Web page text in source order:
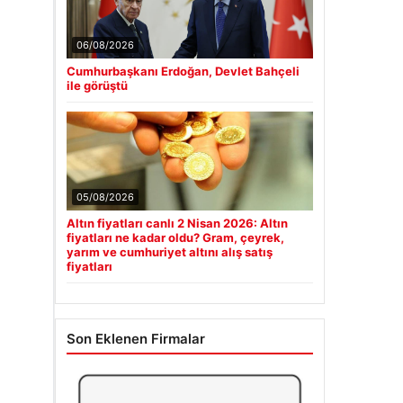
06/08/2026
Cumhurbaşkanı Erdoğan, Devlet Bahçeli
ile görüştü
05/08/2026
Altın fiyatları canlı 2 Nisan 2026: Altın
fiyatları ne kadar oldu? Gram, çeyrek,
yarım ve cumhuriyet altını alış satış
fiyatları
Son Eklenen Firmalar